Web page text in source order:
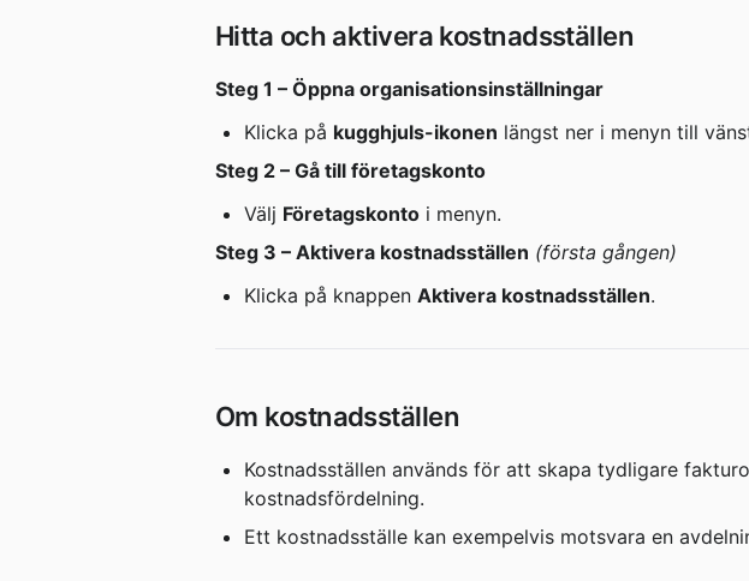
Hitta och aktivera kostnadsställen
Steg 1 – Öppna organisationsinställningar
Klicka på kugghjuls-ikonen längst ner i menyn till
Steg 2 – Gå till företagskonto
Välj Företagskonto i menyn.
Steg 3 – Aktivera kostnadsställen (första gången)
Klicka på knappen Aktivera kostnadsställen.
Om kostnadsställen
Kostnadsställen används för att skapa tydligare
kostnadsfördelning.
Ett kostnadsställe kan exempelvis motsvara en